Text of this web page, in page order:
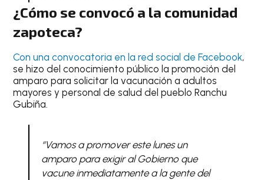
¿Cómo se convocó a la comunidad
zapoteca?
Con una convocatoria en la red social de Facebook,
se hizo del conocimiento público la promoción del
amparo para solicitar la vacunación a adultos
mayores y personal de salud del pueblo Ranchu
Gubiña.
“Vamos a promover este lunes un
amparo para exigir al Gobierno que
vacune inmediatamente a la gente del